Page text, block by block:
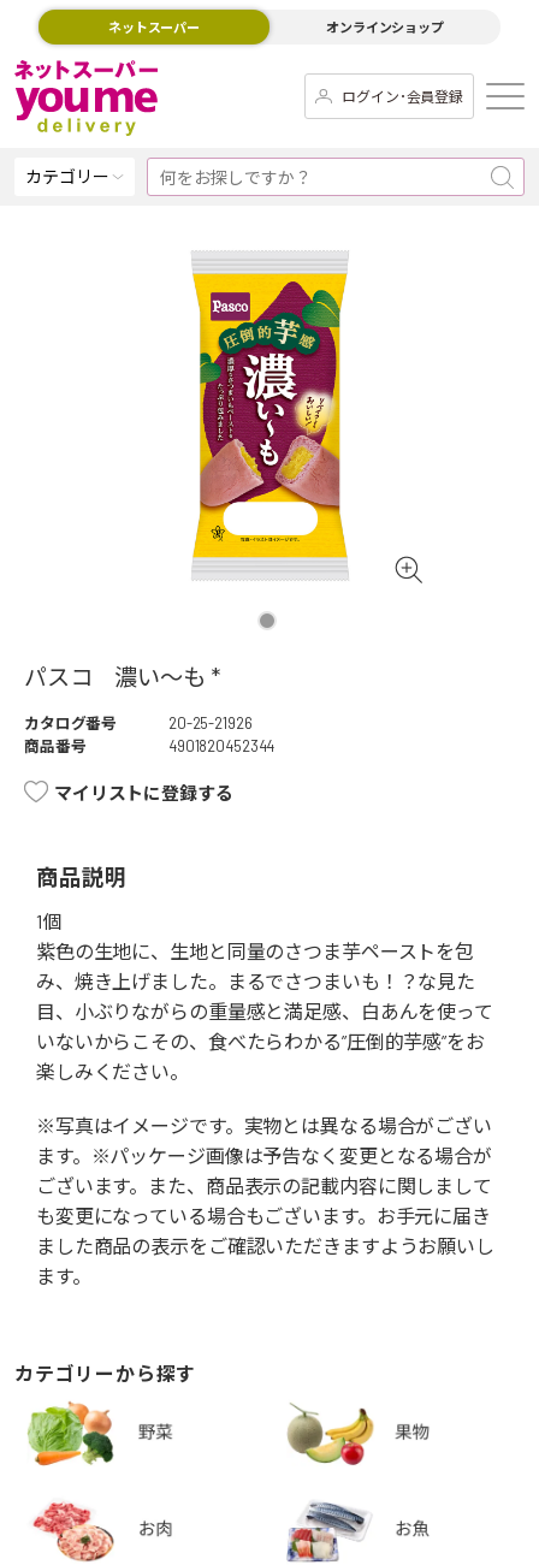
ネットスーパー オンラインショップ
ログイン･会員登録
カテゴリー
パスコ 濃い～も *
カタログ番号
20-25-21926
商品番号
4901820452344
マイリストに登録する
商品説明
1個
紫色の生地に、生地と同量のさつま芋ペーストを包
み、焼き上げました。まるでさつまいも！？な見た
目、小ぶりながらの重量感と満足感、白あんを使って
いないからこその、食べたらわかる”圧倒的芋感”をお
楽しみください。
※写真はイメージです。実物とは異なる場合がござい
ます。※パッケージ画像は予告なく変更となる場合が
ございます。また、商品表示の記載内容に関しまして
も変更になっている場合もございます。お手元に届き
ました商品の表示をご確認いただきますようお願いし
ます。
カテゴリーから探す